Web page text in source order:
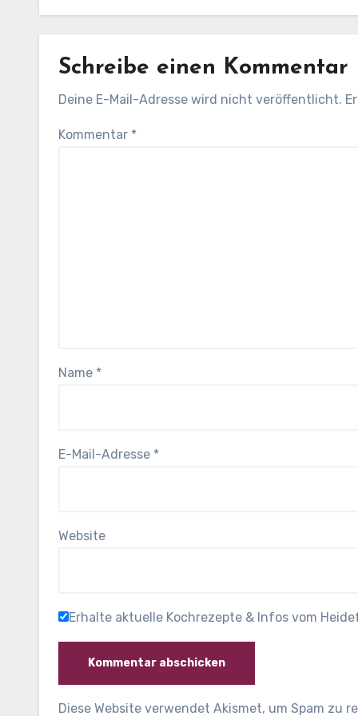
Schreibe einen Kommentar
Deine E-Mail-Adresse wird nicht veröffentlicht.
Kommentar *
Name *
E-Mail-Adresse *
Website
Erhalte aktuelle Kochrezepte & Infos vom
Diese Website verwendet Akismet, um Spam zu